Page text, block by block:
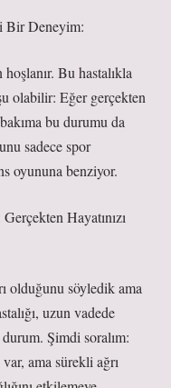
Bir Deneyim:
Bu hastalıkla
olabilir: Eğer gerçekten
bu durumu da
sadece spor
oyununa benziyor.
Hayatınızı
olduğunu söyledik ama
uzun vadede
Şimdi soralım:
ama sürekli ağrı